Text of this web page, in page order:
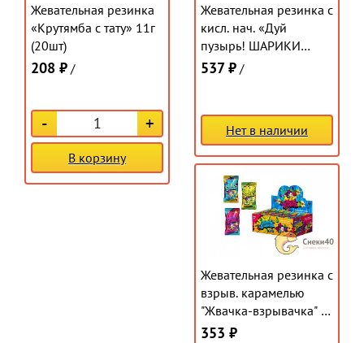
Жевательная резинка
«Крутямба с тату» 11г
(20шт)
208 ₽ /
- +
В корзину
Жевательная резинка с
кисл. нач. «Дуй
пузырь! ШАРИКИ
ГЛАЗА» 10г (50шт)
537 ₽ /
Нет в наличии
Жевательная резинка с
взрыв. карамелью
"Жвачка-взрывачка" 5г
(30шт)
353 ₽